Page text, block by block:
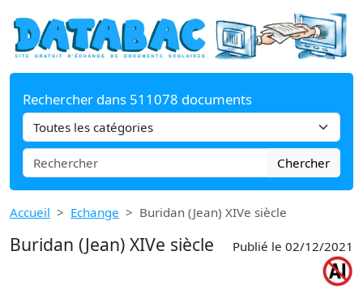
Rechercher dans 511078 documents
Chercher
Accueil Echange Buridan (Jean) XIVe siècle
Buridan (Jean) XIVe siècle Publié le 02/12/2021